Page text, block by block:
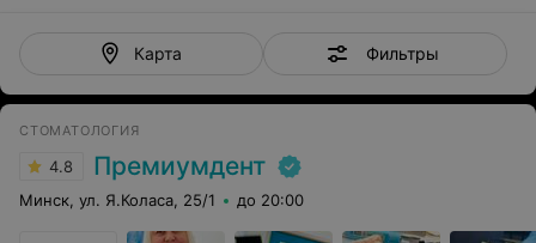
Ключевым отличием бюгельного протеза является
а не к пластинке из пластмассы. Установка
предполагает наличие в ротовой полости хотя бы
шести здоровых зубов. Служит обычно около 10 лет, но
может и дольше при бережной эксплуатации.
Специалистом, который занимается установкой таких
протезов, является стоматолог-ортопед.
Карта Фильтры
СТОМАТОЛОГИЯ
4.8 Премиумдент
Минск, ул. Я.Коласа, 25/1 до 20:00